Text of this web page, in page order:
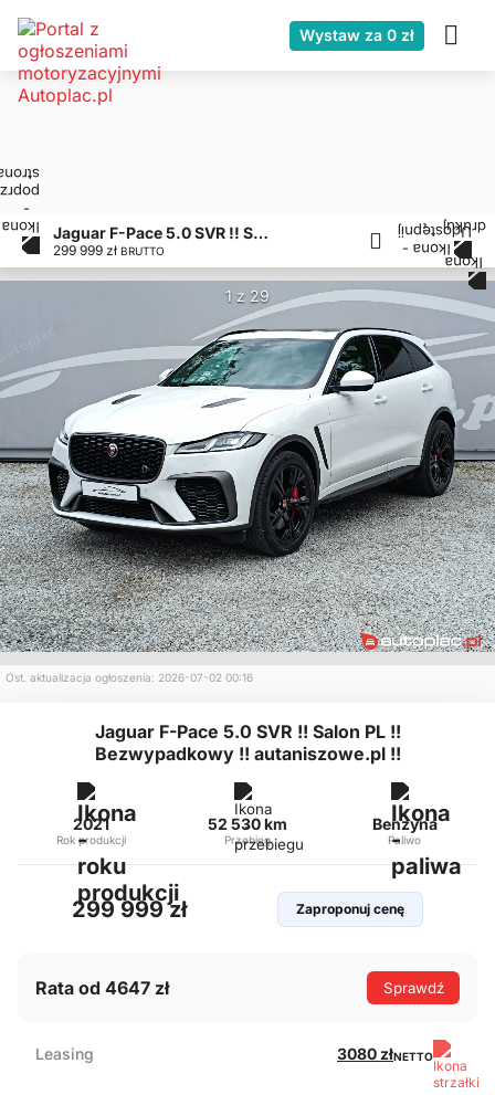
Wystaw za 0 zł
Jaguar F-Pace 5.0 SVR !! Salon PL !! Bezwypadkowy !! autaniszowe.pl !!
299 999 zł BRUTTO
1 z 29
Ost. aktualizacja ogłoszenia: 2026-07-02 00:16
Jaguar F-Pace 5.0 SVR !! Salon PL !!
Bezwypadkowy !! autaniszowe.pl !!
2021
Rok produkcji
52 530 km
Przebieg
Benzyna
Paliwo
299 999 zł Zaproponuj cenę
Rata od 4647 zł Sprawdź
Leasing 3080 złNETTO